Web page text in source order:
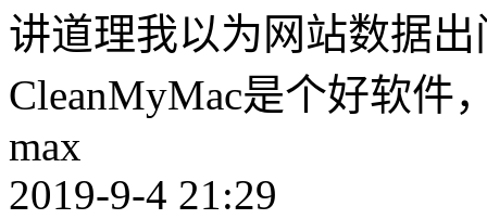
讲道理我以为网站数据
CleanMyMac是个好软件
max
2019-9-4 21:29